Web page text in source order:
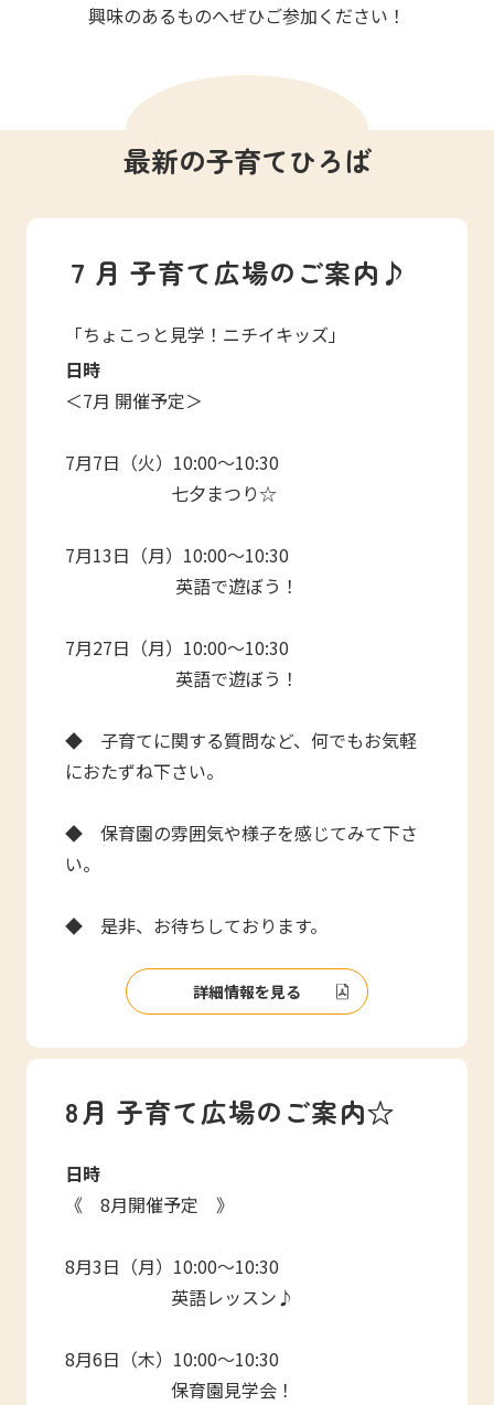
よくあるご質問
保育園に関するお問い合わせ
プライバシーポリシー サイトのご利用について
サイトマップ ニチイ学館オフィシャルサイト
興味のあるものへぜひご参加ください！
最新の子育てひろば
７月 子育て広場のご案内♪
「ちょこっと見学！ニチイキッズ」
日時
＜7月 開催予定＞
7月7日（火）10:00～10:30
七夕まつり☆
7月13日（月）10:00～10:30
英語で遊ぼう！
7月27日（月）10:00～10:30
英語で遊ぼう！
◆ 子育てに関する質問など、何でもお気軽
におたずね下さい。
◆ 保育園の雰囲気や様子を感じてみて下さ
い。
◆ 是非、お待ちしております。
詳細情報を見る
8月 子育て広場のご案内☆
日時
《 8月開催予定 》
8月3日（月）10:00～10:30
英語レッスン♪
8月6日（木）10:00～10:30
保育園見学会！